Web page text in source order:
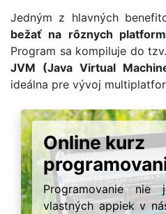
Jedným z hlavných
bežať na rôznych
Program sa kompiluje do tzv.
JVM (Java Virtual
ideálna pre vývoj
Online kurz
Programovanie nie
vlastných appiek v